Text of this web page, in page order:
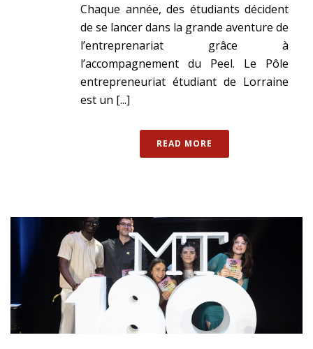
Chaque année, des étudiants décident
de se lancer dans la grande aventure de
l’entreprenariat grâce à
l’accompagnement du Peel. Le Pôle
entrepreneuriat étudiant de Lorraine
est un [...]
READ MORE